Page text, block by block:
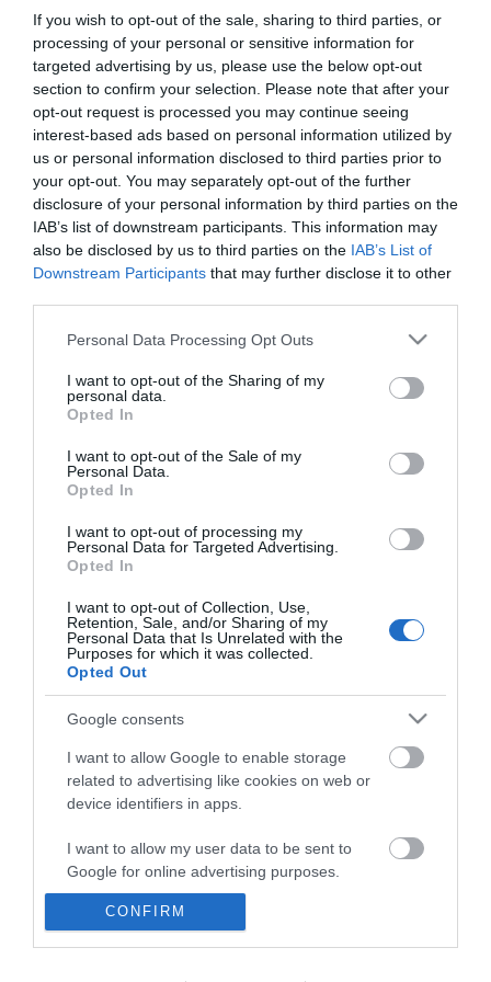
If you wish to opt-out of the sale, sharing to third parties, or
processing of your personal or sensitive information for
targeted advertising by us, please use the below opt-out
section to confirm your selection. Please note that after your
opt-out request is processed you may continue seeing
interest-based ads based on personal information utilized by
us or personal information disclosed to third parties prior to
your opt-out. You may separately opt-out of the further
disclosure of your personal information by third parties on the
IAB’s list of downstream participants. This information may
also be disclosed by us to third parties on the IAB’s List of
Downstream Participants that may further disclose it to other
Please note that this website/app uses one or more Google
not limited to your visit or usage behaviour. You may click to
grant or deny consent to Google and its third-party tags to
use your data for below specified purposes in below Google
consent section.
Personal Data Processing Opt Outs
I want to opt-out of the Sharing of my
personal data.
Opted In
I want to opt-out of the Sale of my
Personal Data.
Opted In
I want to opt-out of processing my
Personal Data for Targeted Advertising.
Opted In
I want to opt-out of Collection, Use,
Retention, Sale, and/or Sharing of my
Personal Data that Is Unrelated with the
Purposes for which it was collected.
Opted Out
Google consents
I want to allow Google to enable storage
related to advertising like cookies on web or
device identifiers in apps.
I want to allow my user data to be sent to
Google for online advertising purposes.
I want to allow Google to send me
CONFIRM
Πιστόλι Σιλικόνης 9"
235mm β.τ. INGCO
SKU
ING-HCG1709
Διαθέσιμο 1-3 ημέρες
Αγορά
Πιστόλι Σιλικόνης 9"
INGCO
SKU
ING-HCG0909
Διαθέσιμο 1-3 ημέρες
Αγορά
Πιστόλι Σιλικόνης
Αλουμινίου 12" INGCO
ING-HCG0112
8,65 €
Αγορά
Πιστόλι Σιλικόνης
Αλουμινίου 15" 380mm
Αγορά